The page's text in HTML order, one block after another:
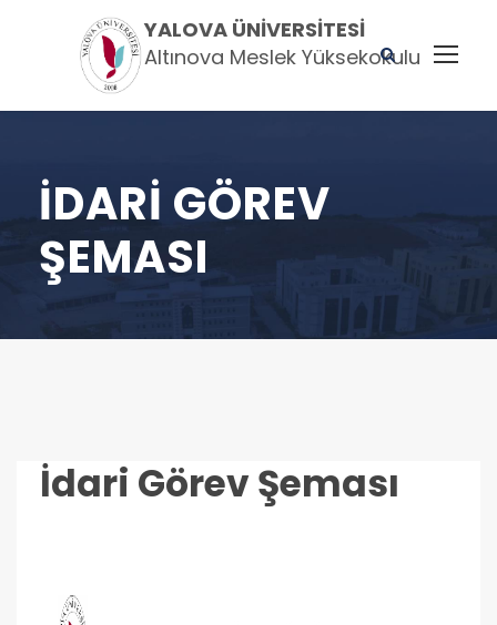
YALOVA ÜNIVERSITESI
Altınova Meslek Yüksekokulu
İDARI GÖREV
ŞEMASI
İdari Görev Şeması